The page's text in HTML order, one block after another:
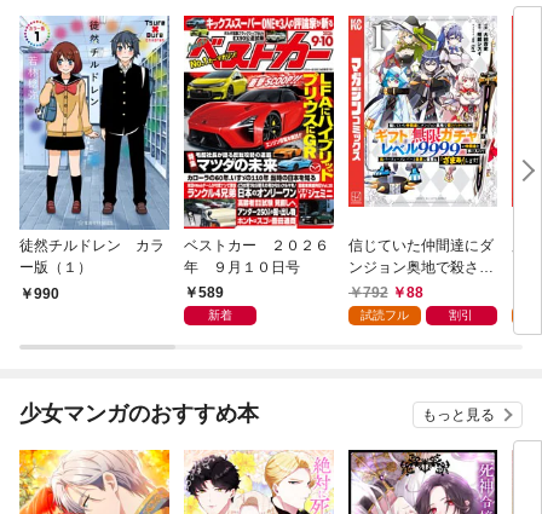
徒然チルドレン カラ
ー版（１）
990
ベストカー ２０２６
年 ９月１０日号
589
新着
信じていた仲間達にダ
ンジョン奥地で殺され
かけたがギフト『無限
ガチャ』でレベル９９
『ざまぁ！』します！
792 88
試読フル 割引
少女マンガのおすすめ本 もっと見る